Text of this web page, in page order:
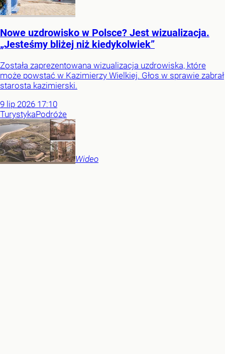
Nowe uzdrowisko w Polsce? Jest wizualizacja.
„Jesteśmy bliżej niż kiedykolwiek”
Została zaprezentowana wizualizacja uzdrowiska, które
może powstać w Kazimierzy Wielkiej. Głos w sprawie zabrał
starosta kazimierski.
9 lip 2026 17:10
TurystykaPodróże
Wideo